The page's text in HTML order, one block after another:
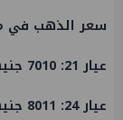
سعر الذهب في
عيار 21: 7010 جنيها
عيار 24: 8011 جنيهًا